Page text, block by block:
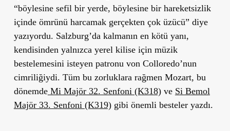
“böylesine sefil bir yerde, böylesine bir hareketsizlik
içinde ömrünü harcamak gerçekten çok üzücü” diye
yazıyordu. Salzburg’da kalmanın en kötü yanı,
kendisinden yalnızca yerel kilise için müzik
bestelemesini isteyen patronu von Colloredo’nun
cimriliğiydi. Tüm bu zorluklara rağmen Mozart, bu
dönemde Mi Majör 32. Senfoni (K318)ve Si Bemol
Majör 33. Senfoni (K319)gibi önemli besteler yazdı.